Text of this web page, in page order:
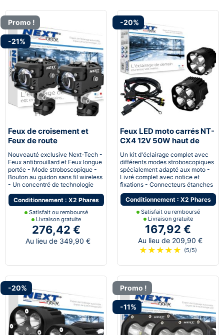
Promo !
-21%
Feux de croisement et
Feux de route
additionnels pour moto
sans fil
Nouveauté exclusive Next-Tech -
Feux antibrouillard et Feux longue
portée - Mode stroboscopique -
Bouton au guidon sans fil wireless
- Un concentré de technologie
Conditionnement : X2 Phares
Satisfait ou remboursé
Livraison gratuite
276,42 €
Au lieu de 349,90 €
-20%
Feux LED moto carrés NT-
CX4 12V 50W haut de
gamme noir avec câbles
Un kit d'éclairage complet avec
différents modes stroboscopiques
spécialement adapté aux moto -
Livré complet avec notice et
fixations - Connecteurs étanches
Conditionnement : X2 Phares
Satisfait ou remboursé
Livraison gratuite
167,92 €
Au lieu de 209,90 €
★ ★ ★ ★ ★ (5/5)
-20% Promo !
-11%